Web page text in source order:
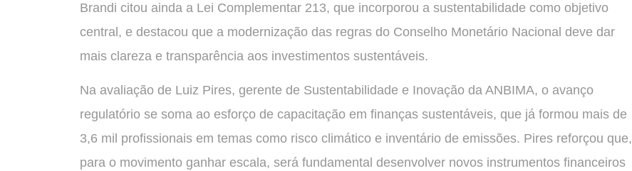
Brandi citou ainda a Lei Complementar 213, que incorporou a sustentabilidade como objetivo
central, e destacou que a modernização das regras do Conselho Monetário Nacional deve dar
mais clareza e transparência aos investimentos sustentáveis.
Na avaliação de Luiz Pires, gerente de Sustentabilidade e Inovação da ANBIMA, o avanço
regulatório se soma ao esforço de capacitação em finanças sustentáveis, que já formou mais de
3,6 mil profissionais em temas como risco climático e inventário de emissões. Pires reforçou que,
para o movimento ganhar escala, será fundamental desenvolver novos instrumentos financeiros